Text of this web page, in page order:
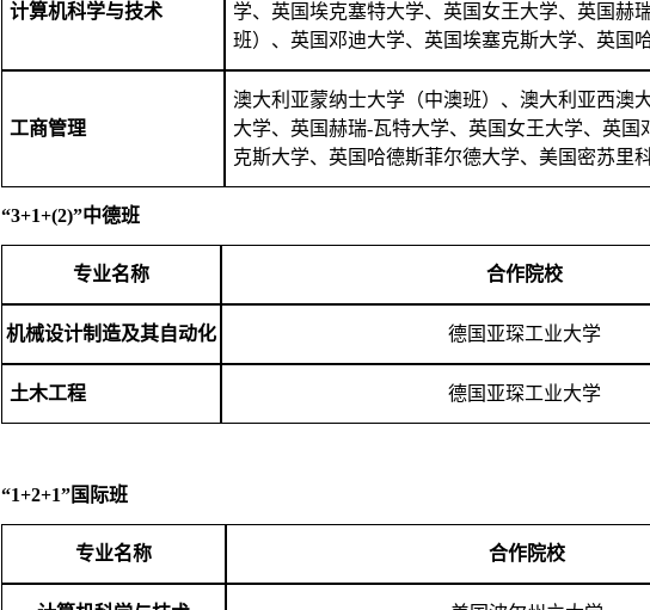
计算机科学与技术
学、英国埃克塞特大学、英国女王大学、英国赫
班）、英国邓迪大学、英国埃塞克斯大学、英国
工商管理
澳大利亚蒙纳士大学（中澳班）、澳大利亚西澳
大学、英国赫瑞-瓦特大学、英国女王大学、英国
克斯大学、英国哈德斯菲尔德大学、美国密苏里
“3+1+(2)”中德班
专业名称 合作院校
机械设计制造及其自动化 德国亚琛工业大学
土木工程 德国亚琛工业大学
“1+2+1”国际班
专业名称 合作院校